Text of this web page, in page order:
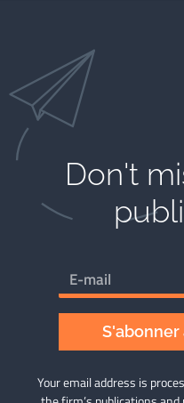
Don't
Your email address is